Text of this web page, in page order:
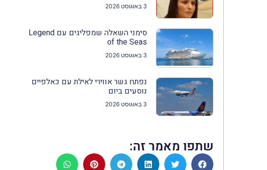
3 באוגוסט 2026
סימני השאלה שמפליגים עם Legend
of the Seas
3 באוגוסט 2026
נפתח גשר אווירי לאילת עם כאלפיים
נוסעים ביום
3 באוגוסט 2026
שתפו מאמר זה: